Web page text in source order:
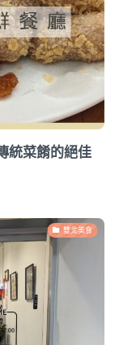
統菜餚的絕佳
雙北美食